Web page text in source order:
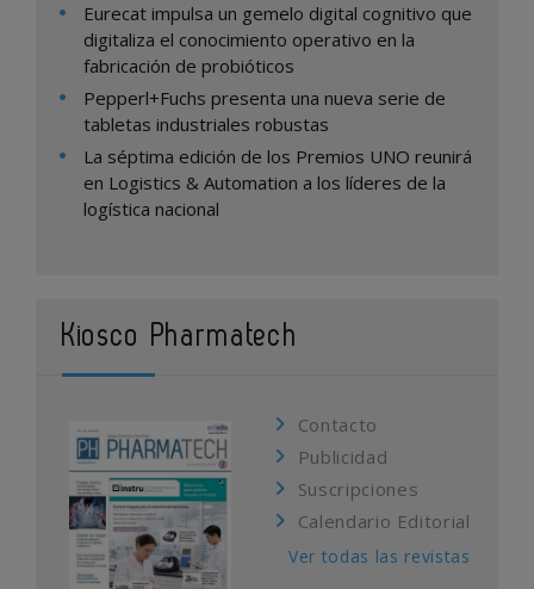
Eurecat impulsa un gemelo digital cognitivo que
digitaliza el conocimiento operativo en la
fabricación de probióticos
Pepperl+Fuchs presenta una nueva serie de
tabletas industriales robustas
La séptima edición de los Premios UNO reunirá
en Logistics & Automation a los líderes de la
logística nacional
Kiosco Pharmatech
Contacto
Publicidad
Suscripciones
Calendario Editorial
Ver todas las revistas